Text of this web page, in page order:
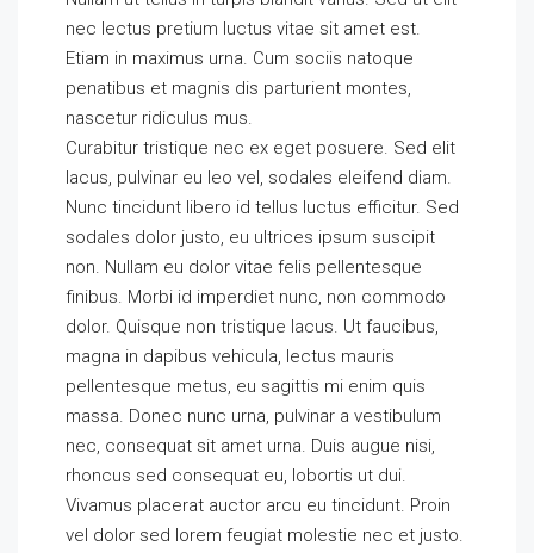
nec lectus pretium luctus vitae sit amet est.
Etiam in maximus urna. Cum sociis natoque
penatibus et magnis dis parturient montes,
nascetur ridiculus mus.
Curabitur tristique nec ex eget posuere. Sed elit
lacus, pulvinar eu leo vel, sodales eleifend diam.
Nunc tincidunt libero id tellus luctus efficitur. Sed
sodales dolor justo, eu ultrices ipsum suscipit
non. Nullam eu dolor vitae felis pellentesque
finibus. Morbi id imperdiet nunc, non commodo
dolor. Quisque non tristique lacus. Ut faucibus,
magna in dapibus vehicula, lectus mauris
pellentesque metus, eu sagittis mi enim quis
massa. Donec nunc urna, pulvinar a vestibulum
nec, consequat sit amet urna. Duis augue nisi,
rhoncus sed consequat eu, lobortis ut dui.
Vivamus placerat auctor arcu eu tincidunt. Proin
vel dolor sed lorem feugiat molestie nec et justo.